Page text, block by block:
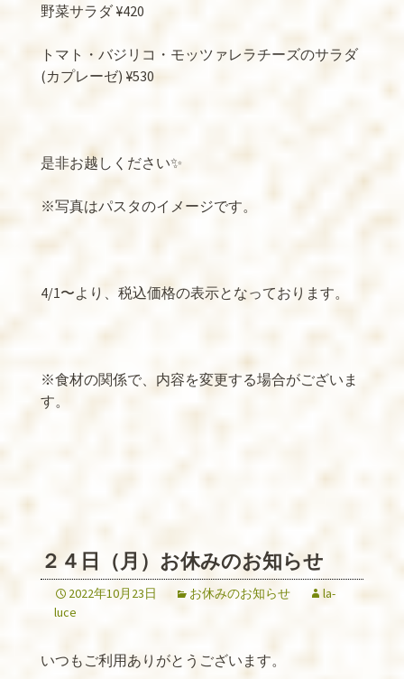
野菜サラダ¥420
トマト・バジリコ・モッツァレラチーズのサラダ
(カプレーゼ) ¥530
是非お越しください✨
※写真はパスタのイメージです。
4/1〜より、税込価格の表示となっております。
※食材の関係で、内容を変更する場合がございま
す。
２４日（月）お休みのお知らせ
2022年10月23日 お休みのお知らせ
la-
luce
いつもご利用ありがとうございます。